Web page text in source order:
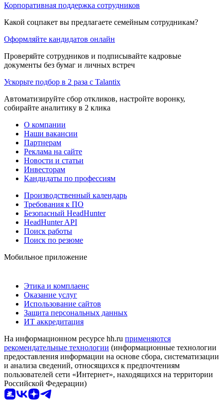
Корпоративная поддержка сотрудников
Какой соцпакет вы предлагаете семейным сотрудникам?
Оформляйте кандидатов онлайн
Проверяйте сотрудников и подписывайте кадровые
документы без бумаг и личных встреч
Ускорьте подбор в 2 раза с Talantix
Автоматизируйте сбор откликов, настройте воронку,
собирайте аналитику в 2 клика
О компании
Наши вакансии
Партнерам
Реклама на сайте
Новости и статьи
Инвесторам
Кандидаты по профессиям
Производственный календарь
Требования к ПО
Безопасный HeadHunter
HeadHunter API
Поиск работы
Поиск по резюме
Мобильное приложение
Этика и комплаенс
Оказание услуг
Использование сайтов
Защита персональных данных
ИТ аккредитация
На информационном ресурсе hh.ru применяются
рекомендательные технологии (информационные технологии
предоставления информации на основе сбора, систематизации
и анализа сведений, относящихся к предпочтениям
пользователей сети «Интернет», находящихся на территории
Российской Федерации)